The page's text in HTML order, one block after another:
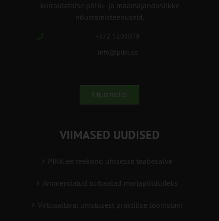
korraldatalse põllu- ja maamajanduslikke
nõustamisteenuseid.
+372 5201078
info@pikk.ee
Kirjuta meile!
VIIMASED UUDISED
PIKK.ee teekond ühtsesse teabesalve
Ammendatud turbaalad marjapõldudeks
Virtuaaltara: unistusest praktilise tööriistani